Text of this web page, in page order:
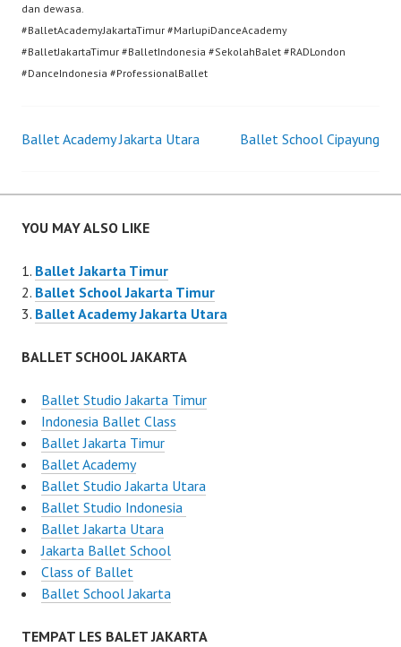
dan dewasa.
#BalletAcademyJakartaTimur #MarlupiDanceAcademy
#BalletJakartaTimur #BalletIndonesia #SekolahBalet #RADLondon
#DanceIndonesia #ProfessionalBallet
Post
navigation
Ballet Academy Jakarta Utara Ballet School Cipayung
YOU MAY ALSO LIKE
Ballet Jakarta Timur
Ballet School Jakarta Timur
Ballet Academy Jakarta Utara
BALLET SCHOOL JAKARTA
Ballet Studio Jakarta Timur
Indonesia Ballet Class
Ballet Jakarta Timur
Ballet Academy
Ballet Studio Jakarta Utara
Ballet Studio Indonesia
Ballet Jakarta Utara
Jakarta Ballet School
Class of Ballet
Ballet School Jakarta
TEMPAT LES BALET JAKARTA